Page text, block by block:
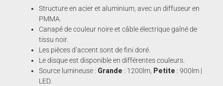
Structure en acier et aluminium, avec un diffuseur en
PMMA.
Canapé de couleur noire et câble électrique gaîné de
tissu noir.
Les pièces d’accent sont de fini doré.
Le disque est disponible en différentes couleurs.
Source lumineuse : Grande : 1200lm, Petite : 900lm |
LED.